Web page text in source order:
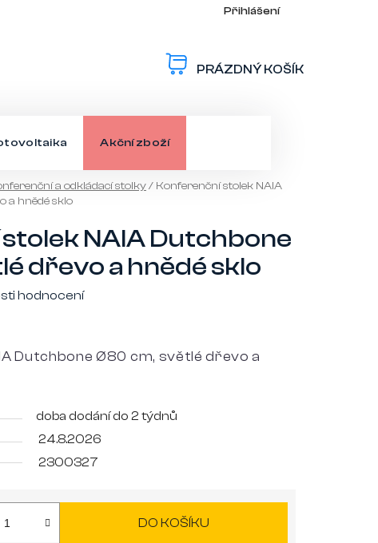
Přihlášení
PRÁZDNÝ KOŠÍK
Akční zboží
a odkládací stolky/ Konferenční stolek NAIA
a hnědé sklo
NAIA Dutchbone
dřevo a hnědé sklo
hodnocení
Dutchbone Ø80 cm, světlé dřevo a
doba dodání do 2 týdnů
24.8.2026
2300327
DO KOŠÍKU